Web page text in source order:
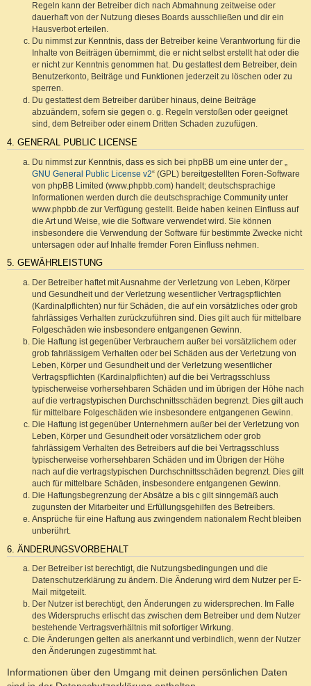
Regeln kann der Betreiber dich nach Abmahnung zeitweise oder
dauerhaft von der Nutzung dieses Boards ausschließen und dir ein
Hausverbot erteilen.
Du nimmst zur Kenntnis, dass der Betreiber keine Verantwortung für die
Inhalte von Beiträgen übernimmt, die er nicht selbst erstellt hat oder die
er nicht zur Kenntnis genommen hat. Du gestattest dem Betreiber, dein
Benutzerkonto, Beiträge und Funktionen jederzeit zu löschen oder zu
sperren.
Du gestattest dem Betreiber darüber hinaus, deine Beiträge
abzuändern, sofern sie gegen o. g. Regeln verstoßen oder geeignet
sind, dem Betreiber oder einem Dritten Schaden zuzufügen.
4. GENERAL PUBLIC LICENSE
Du nimmst zur Kenntnis, dass es sich bei phpBB um eine unter der „
GNU General Public License v2“ (GPL) bereitgestellten Foren-Software
von phpBB Limited (www.phpbb.com) handelt; deutschsprachige
Informationen werden durch die deutschsprachige Community unter
www.phpbb.de zur Verfügung gestellt. Beide haben keinen Einfluss auf
die Art und Weise, wie die Software verwendet wird. Sie können
insbesondere die Verwendung der Software für bestimmte Zwecke nicht
untersagen oder auf Inhalte fremder Foren Einfluss nehmen.
5. GEWÄHRLEISTUNG
Der Betreiber haftet mit Ausnahme der Verletzung von Leben, Körper
und Gesundheit und der Verletzung wesentlicher Vertragspflichten
(Kardinalpflichten) nur für Schäden, die auf ein vorsätzliches oder grob
fahrlässiges Verhalten zurückzuführen sind. Dies gilt auch für mittelbare
Folgeschäden wie insbesondere entgangenen Gewinn.
Die Haftung ist gegenüber Verbrauchern außer bei vorsätzlichem oder
grob fahrlässigem Verhalten oder bei Schäden aus der Verletzung von
Leben, Körper und Gesundheit und der Verletzung wesentlicher
Vertragspflichten (Kardinalpflichten) auf die bei Vertragsschluss
typischerweise vorhersehbaren Schäden und im übrigen der Höhe nach
auf die vertragstypischen Durchschnittsschäden begrenzt. Dies gilt auch
für mittelbare Folgeschäden wie insbesondere entgangenen Gewinn.
Die Haftung ist gegenüber Unternehmern außer bei der Verletzung von
Leben, Körper und Gesundheit oder vorsätzlichem oder grob
fahrlässigem Verhalten des Betreibers auf die bei Vertragsschluss
typischerweise vorhersehbaren Schäden und im Übrigen der Höhe
nach auf die vertragstypischen Durchschnittsschäden begrenzt. Dies gilt
auch für mittelbare Schäden, insbesondere entgangenen Gewinn.
Die Haftungsbegrenzung der Absätze a bis c gilt sinngemäß auch
zugunsten der Mitarbeiter und Erfüllungsgehilfen des Betreibers.
Ansprüche für eine Haftung aus zwingendem nationalem Recht bleiben
unberührt.
6. ÄNDERUNGSVORBEHALT
Der Betreiber ist berechtigt, die Nutzungsbedingungen und die
Datenschutzerklärung zu ändern. Die Änderung wird dem Nutzer per E-
Mail mitgeteilt.
Der Nutzer ist berechtigt, den Änderungen zu widersprechen. Im Falle
des Widerspruchs erlischt das zwischen dem Betreiber und dem Nutzer
bestehende Vertragsverhältnis mit sofortiger Wirkung.
Die Änderungen gelten als anerkannt und verbindlich, wenn der Nutzer
den Änderungen zugestimmt hat.
Informationen über den Umgang mit deinen persönlichen Daten